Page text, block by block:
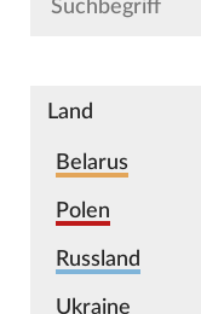
Land
Belarus
Polen
Russland
Ukraine